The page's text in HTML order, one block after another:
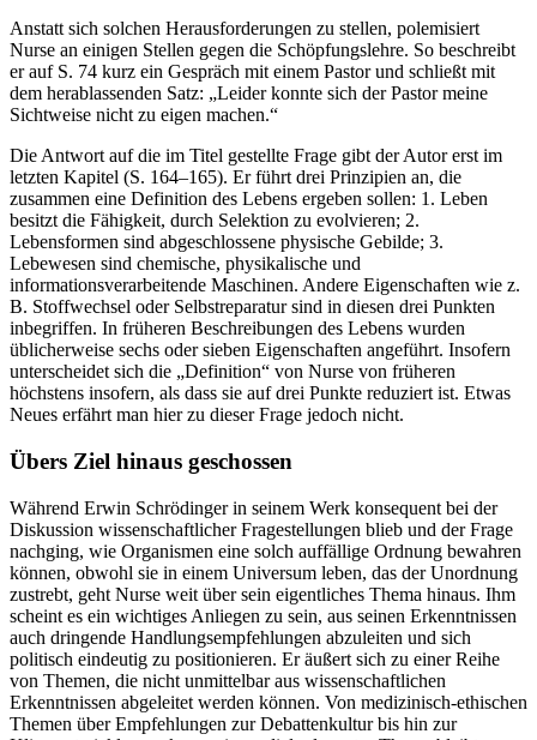
Anstatt sich solchen Herausforderungen zu stellen, polemisiert
Nurse an einigen Stellen gegen die Schöpfungslehre. So beschreibt
er auf S. 74 kurz ein Gespräch mit einem Pastor und schließt mit
dem herablassenden Satz: „Leider konnte sich der Pastor meine
Sichtweise nicht zu eigen machen.“
Die Antwort auf die im Titel gestellte Frage gibt der Autor erst im
letzten Kapitel (S. 164–165). Er führt drei Prinzipien an, die
zusammen eine Definition des Lebens ergeben sollen: 1. Leben
besitzt die Fähigkeit, durch Selektion zu evolvieren; 2.
Lebensformen sind abgeschlossene physische Gebilde; 3.
Lebewesen sind chemische, physikalische und
informationsverarbeitende Maschinen. Andere Eigenschaften wie z.
B. Stoffwechsel oder Selbstreparatur sind in diesen drei Punkten
inbegriffen. In früheren Beschreibungen des Lebens wurden
üblicherweise sechs oder sieben Eigenschaften angeführt. Insofern
unterscheidet sich die „Definition“ von Nurse von früheren
höchstens insofern, als dass sie auf drei Punkte reduziert ist. Etwas
Neues erfährt man hier zu dieser Frage jedoch nicht.
Übers Ziel hinaus geschossen
Während Erwin Schrödinger in seinem Werk konsequent bei der
Diskussion wissenschaftlicher Fragestellungen blieb und der Frage
nachging, wie Organismen eine solch auffällige Ordnung bewahren
können, obwohl sie in einem Universum leben, das der Unordnung
zustrebt, geht Nurse weit über sein eigentliches Thema hinaus. Ihm
scheint es ein wichtiges Anliegen zu sein, aus seinen Erkenntnissen
auch dringende Handlungsempfehlungen abzuleiten und sich
politisch eindeutig zu positionieren. Er äußert sich zu einer Reihe
von Themen, die nicht unmittelbar aus wissenschaftlichen
Erkenntnissen abgeleitet werden können. Von medizinisch-ethischen
Themen über Empfehlungen zur Debattenkultur bis hin zur